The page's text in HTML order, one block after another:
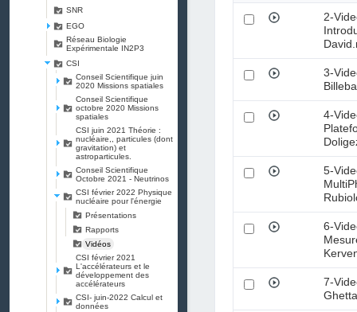
SNR
EGO
Réseau Biologie
Expérimentale IN2P3
CSI
Conseil Scientifique juin
2020 Missions spatiales
Conseil Scientifique
octobre 2020 Missions
spatiales
CSI juin 2021 Théorie :
nucléaire,, particules (dont
gravitation) et
astroparticules.
Conseil Scientifique
Octobre 2021 - Neutrinos
CSI février 2022 Physique
nucléaire pour l'énergie
Présentations
Rapports
Vidéos
CSI février 2021
L'accélérateurs et le
développement des
accélérateurs
CSI- juin-2022 Calcul et
données
2-
3-
4-
5-
6-
7-